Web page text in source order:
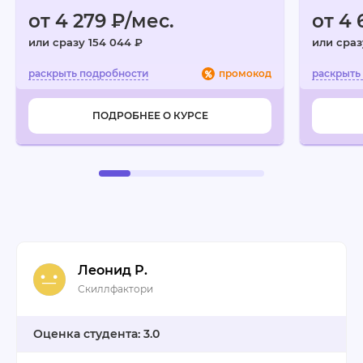
от 4 279 ₽/мес.
или сразу 154 044 ₽
промокод
ПОДРОБНЕЕ О КУРСЕ
от 4
или
Леонид Р.
Скиллфактори
3.0